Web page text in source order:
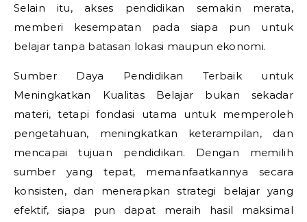
Selain itu, akses pendidikan semakin merata,
memberi kesempatan pada siapa pun untuk
belajar tanpa batasan lokasi maupun ekonomi.
Sumber Daya Pendidikan Terbaik untuk
Meningkatkan Kualitas Belajar bukan sekadar
materi, tetapi fondasi utama untuk memperoleh
pengetahuan, meningkatkan keterampilan, dan
mencapai tujuan pendidikan. Dengan memilih
sumber yang tepat, memanfaatkannya secara
konsisten, dan menerapkan strategi belajar yang
efektif, siapa pun dapat meraih hasil maksimal